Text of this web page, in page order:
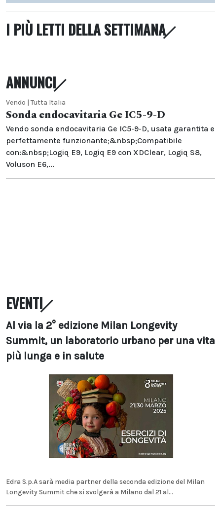
I PIÙ LETTI DELLA SETTIMANA
ANNUNCI
Vendo | Tutta Italia
Sonda endocavitaria Ge IC5-9-D
Vendo sonda endocavitaria Ge IC5-9-D, usata garantita e
perfettamente funzionante;&nbsp;Compatibile
con:&nbsp;Logiq E9, Logiq E9 con XDClear, Logiq S8,
Voluson E6,...
EVENTI
Al via la 2° edizione Milan Longevity
Summit, un laboratorio urbano per una vita
più lunga e in salute
Edra S.p.A sarà media partner della seconda edizione del Milan
Longevity Summit che si svolgerà a Milano dal 21 al...